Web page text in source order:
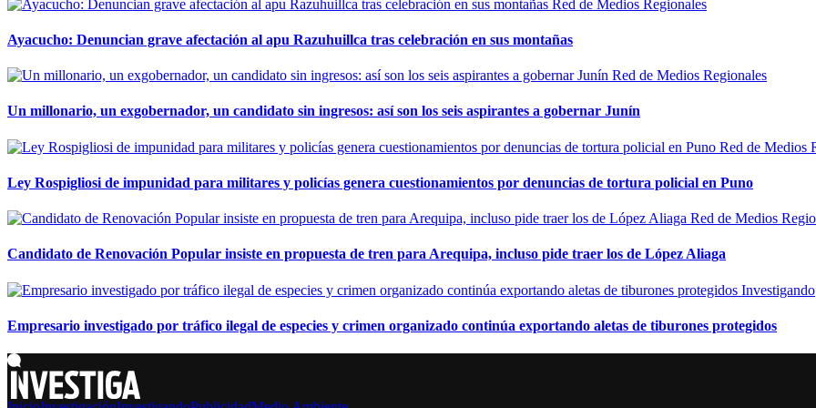
Red de Medios Regionales
Ayacucho: Denuncian grave afectación al apu Razuhuillca tras celebración en sus montañas
Red de Medios Regionales
Un millonario, un exgobernador, un candidato sin ingresos: así son los seis aspirantes a gobernar Junín
Red de Medios
Ley Rospigliosi de impunidad para militares y policías genera cuestionamientos por denuncias de tortura policial en Puno
Red de Medios
Candidato de Renovación Popular insiste en propuesta de tren para Arequipa, incluso pide traer los de López Aliaga
Investigando
Empresario investigado por tráfico ilegal de especies y crimen organizado continúa exportando aletas de tiburones protegidos